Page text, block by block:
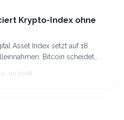
Krypto-Index ohne
Asset Index setzt auf 18
Bitcoin scheidet
für Halter aus dem.
Jul 2026